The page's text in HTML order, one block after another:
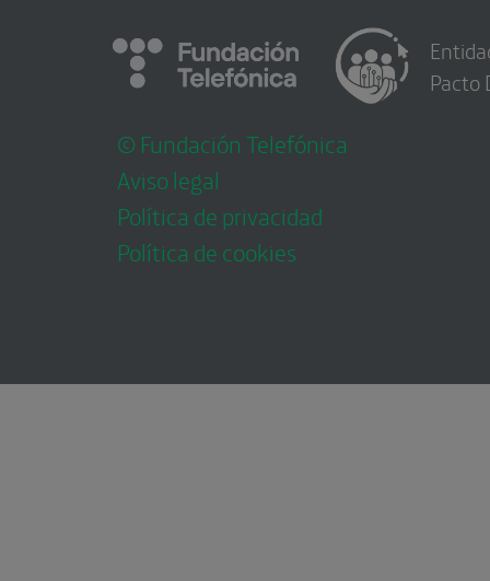
© Fundación Telefónica
Aviso legal
Política de privacidad
Política de cookies
Pacto